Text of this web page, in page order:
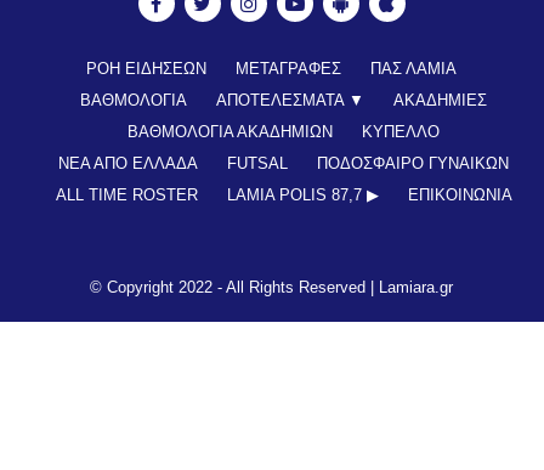
ΡΟΗ ΕΙΔΗΣΕΩΝ ΜΕΤΑΓΡΑΦΕΣ
ΠΑΣ ΛΑΜΙΑ
ΒΑΘΜΟΛΟΓΙΑ
ΑΠΟΤΕΛΕΣΜΑΤΑ ▼
ΑΚΑΔΗΜΙΕΣ
ΒΑΘΜΟΛΟΓΙΑ ΑΚΑΔΗΜΙΩΝ
ΚΥΠΕΛΛΟ
ΝΕΑ ΑΠΟ ΕΛΛΑΔΑ
FUTSAL
ΠΟΔΟΣΦΑΙΡΟ ΓΥΝΑΙΚΩΝ
ALL TIME ROSTER
LAMIA POLIS 87,7 ▶︎ ΕΠΙΚΟΙΝΩΝΊΑ
© Copyright 2022 - All Rights Reserved | Lamiara.gr